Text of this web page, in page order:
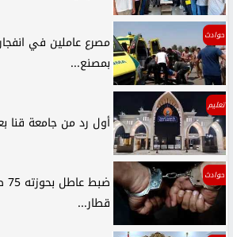
حوادث
مصرع عاملين في
بمصنع...
تعليم
أول رد من جامعة
حوادث
قطار...